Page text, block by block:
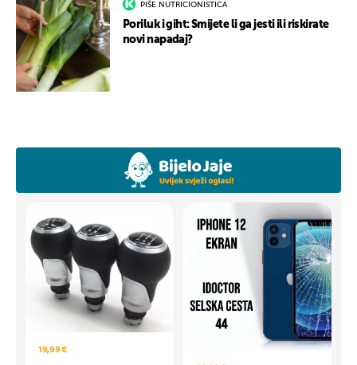
PIŠE NUTRICIONISTICA
Poriluk i giht: Smijete li ga jesti ili riskirate
novi napadaj?
19,99 €